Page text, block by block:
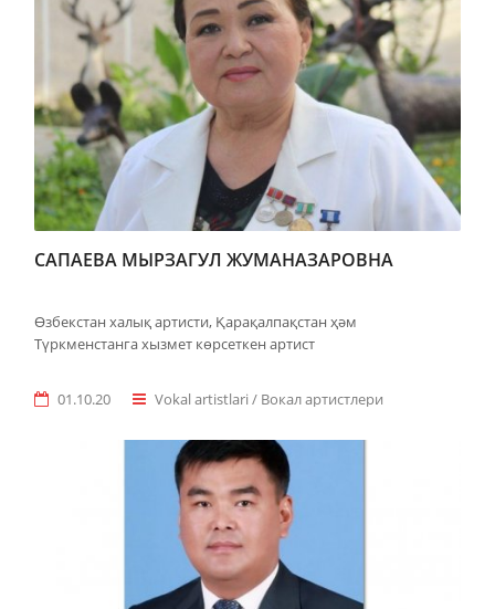
САПАЕВА МЫРЗАГУЛ ЖУМАНАЗАРОВНА
Өзбекстан халық артисти, Қарақалпақстан ҳәм
Түркменстанга хызмет көрсеткен артист
01.10.20 Vokal artistlari / Вокал артистлери